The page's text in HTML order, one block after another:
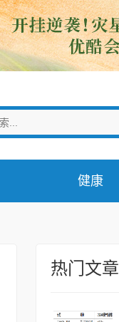
健康
热门文章